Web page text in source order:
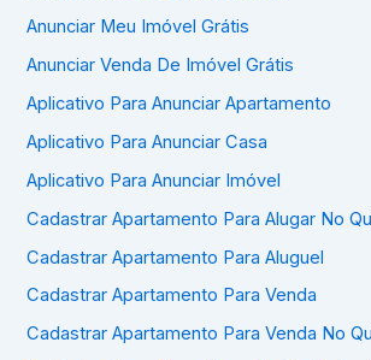
Anunciar Meu Imóvel Grátis
Anunciar Venda De Imóvel Grátis
Aplicativo Para Anunciar Apartamento
Aplicativo Para Anunciar Casa
Aplicativo Para Anunciar Imóvel
Cadastrar Apartamento Para Alugar No
Cadastrar Apartamento Para Aluguel
Cadastrar Apartamento Para Venda
Cadastrar Apartamento Para Venda No